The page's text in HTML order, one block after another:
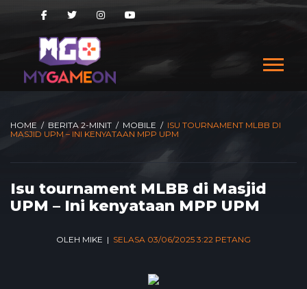
HOME / BERITA 2-MINIT / MOBILE / ISU TOURNAMENT MLBB DI
MASJID UPM – INI KENYATAAN MPP UPM
Isu tournament MLBB di Masjid
UPM – Ini kenyataan MPP UPM
OLEH MIKE | SELASA 03/06/2025 3:22 PETANG